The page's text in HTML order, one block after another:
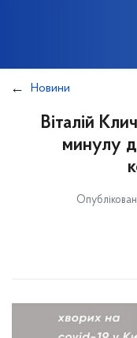
Новини
Віталій
минулу